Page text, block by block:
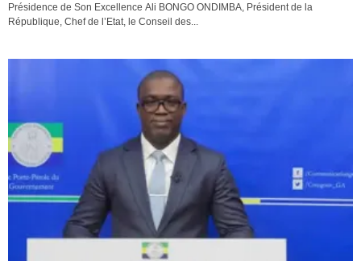
Présidence de Son Excellence Ali BONGO ONDIMBA, Président de la
République, Chef de l’Etat, le Conseil des...